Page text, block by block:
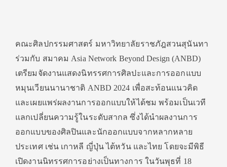
คณะศิลปกรรมศาสตร์ มหาวิทยาลัยราชภัฎสวนสุนันทา
ร่วมกับ สมาคม Asia Network Beyond Design (ANBD)
เตรียมจัดงานแสดงนิทรรศการศิลปะและการออกแบบ
หมุนเวียนนานาชาติ ANBD 2024 เพื่อสะท้อนแนวคิด
และเผยแพร่ผลงานการออกแบบให้ได้ชม พร้อมเป็นเวที
แลกเปลี่ยนความรู้ในระดับสากล ซึ่งได้นำผลงานการ
ออกแบบของศิลปินและนักออกแบบจากหลากหลาย
ประเทศ เช่น เกาหลี ญี่ปุ่น ไต้หวัน และไทย โดยจะมีพิธี
เปิดงานนิทรรศการอย่างเป็นทางการ ในวันพุธที่ 18